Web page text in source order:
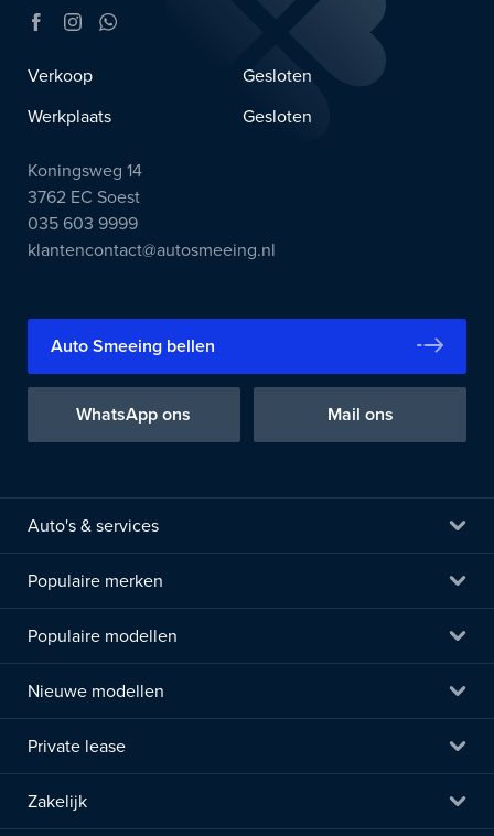
Verkoop
Gesloten
Werkplaats
Gesloten
Koningsweg 14
3762 EC Soest
035 603 9999
klantencontact@autosmeeing.nl
Auto Smeeing bellen
WhatsApp ons Mail ons
Auto's & services
Populaire merken
Populaire modellen
Nieuwe modellen
Private lease
Zakelijk